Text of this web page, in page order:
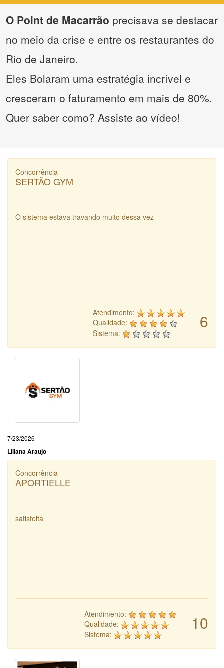
O Point de Macarrão precisava se destacar
no meio da crise e entre os restaurantes do
Rio de Janeiro.
Eles Bolaram uma estratégia incrível e
cresceram o faturamento em mais de 80%.
Quer saber como? Assiste ao vídeo!
Concorrência
SERTÃO GYM
O sistema estava travando muito dessa vez
6
Atendimento:
Qualidade:
Sistema:
7/23/2026
Liliana Araujo
Concorrência
APORTIELLE
satisfeita
10
Atendimento:
Qualidade:
Sistema: